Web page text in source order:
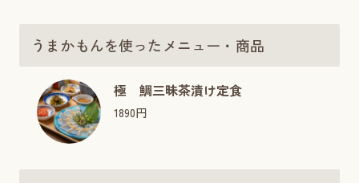
うまかもんを使ったメニュー・商品
極 鯛三昧茶漬け定食
1890円